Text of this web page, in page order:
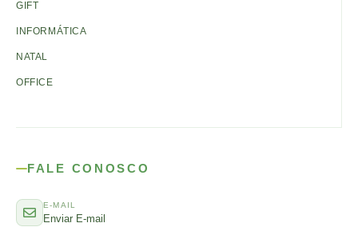
GIFT
INFORMÁTICA
NATAL
OFFICE
FALE CONOSCO
E-MAIL
Enviar E-mail